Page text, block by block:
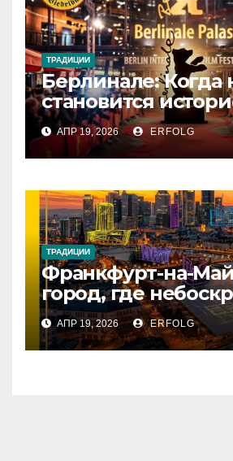
ТРАДИЦИИ
Берлинале: Когда
становится
зритель — частью
АПР 19, 2026 ERFOLG
ТРАДИЦИИ
Франкфурт-на-
город, где
встречаются с
АПР 19, 2026 ERFOLG